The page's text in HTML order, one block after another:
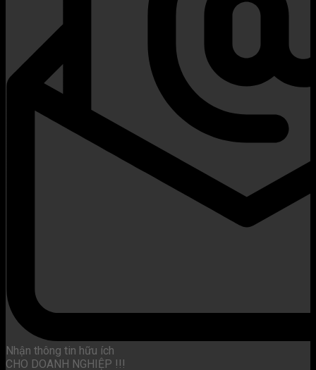
Nhận thông tin hữu ích
CHO DOANH NGHIỆP !!!